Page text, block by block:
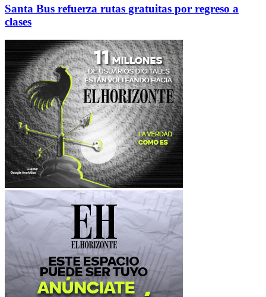
Santa Bus refuerza rutas gratuitas por regreso a
clases